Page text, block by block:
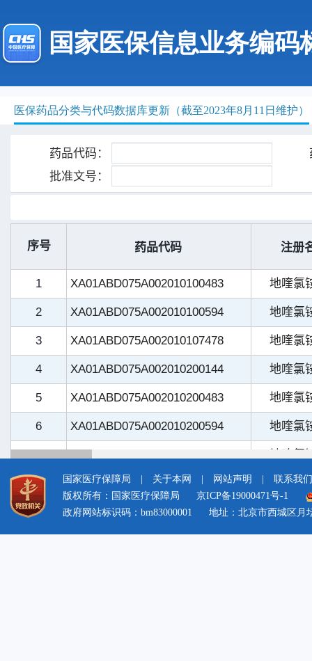
国家医保信息业务编码
医保药品分类与代码数据库更新（截至2023年8月11日维护）
国家医疗保障局 关于本网 网站声明
联系我们
版权所有：国家医疗保障局
京ICP备19000471号-1
政府网站标识码：bm83000001
地址：北京市西城区月